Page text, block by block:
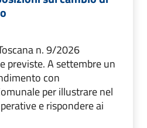
n. 9/2026
previste. A settembre un
con
per illustrare nel
e rispondere ai